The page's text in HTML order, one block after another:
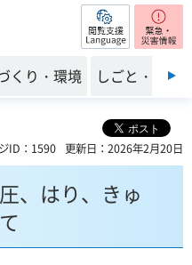
閲覧支援
くり・環境 しごと・産業
ID：1590 更新日：2026年2月20日
、はり、きゅ